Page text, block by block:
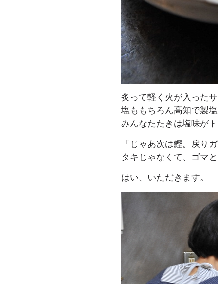
炙って軽く火が入った
塩ももちろん高知で製
みんなたたきは塩味が
「じゃあ次は鰹。戻り
タキじゃなくて、ゴマ
はい、いただきます。